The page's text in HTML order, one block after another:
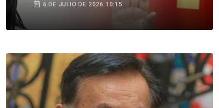
6 DE JULIO DE 2026 10:15